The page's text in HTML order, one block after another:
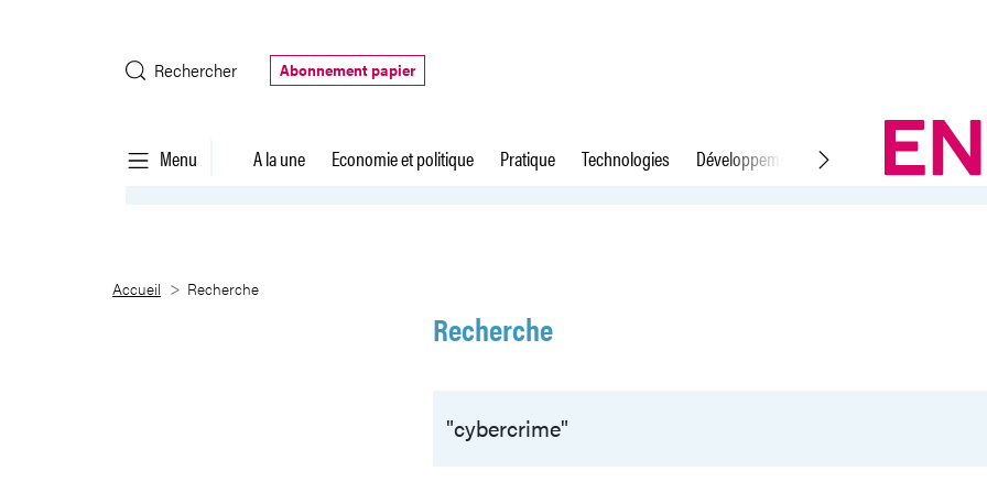
Rechercher
Abonnement papier
Menu A la une Economie et politique Pratique Technologies Développement durable Droit du travail
Recherche
Accueil Recherche
Recherche